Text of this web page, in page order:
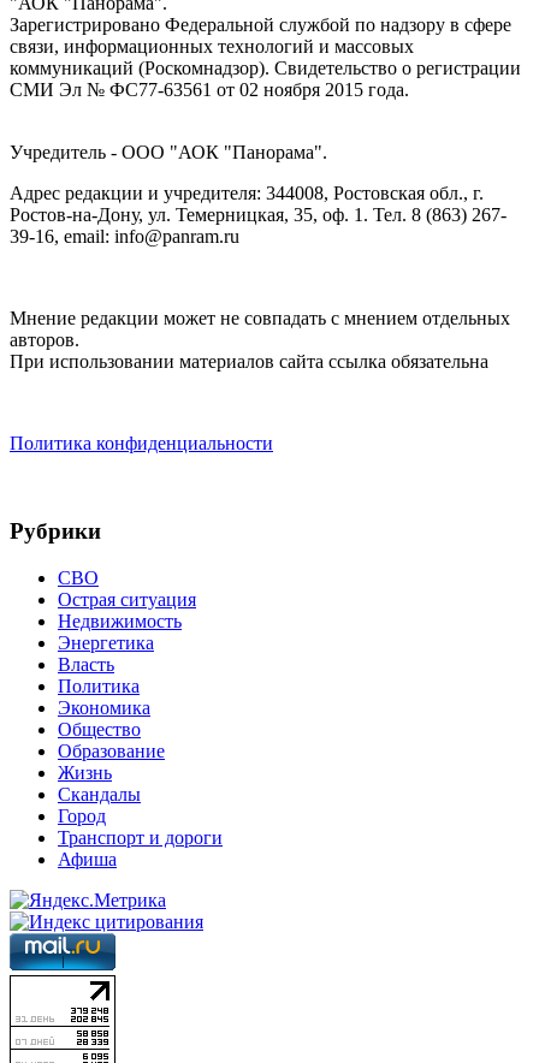
Зарегистрировано Федеральной службой по надзору в сфере
связи, информационных технологий и массовых
коммуникаций (Роскомнадзор). Cвидетельство о регистрации
СМИ Эл № ФС77-63561 от 02 ноября 2015 года.
Учредитель - ООО "АОК "Панорама".
Адрес редакции и учредителя: 344008, Ростовская обл., г.
Ростов-на-Дону, ул. Темерницкая, 35, оф. 1. Тел. 8 (863) 267-
39-16, email: info@panram.ru
Мнение редакции может не совпадать с мнением отдельных
авторов.
При использовании материалов сайта ссылка обязательна
Политика конфиденциальности
Рубрики
СВО
Острая ситуация
Недвижимость
Энергетика
Власть
Политика
Экономика
Общество
Образование
Жизнь
Скандалы
Город
Транспорт и дороги
Афиша